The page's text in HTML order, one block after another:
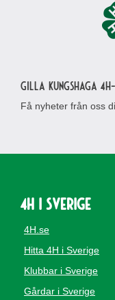
Gilla Kungshaga
Få nyheter från oss
4H i Sverige
4H.se
Hitta 4H i Sverige
Klubbar i Sverige
Gårdar i Sverige